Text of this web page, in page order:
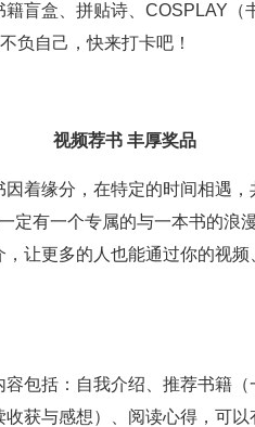
盲盒、拼贴诗、COSPLAY（
负自己，快来打卡吧！
视频荐书 丰厚奖品
着缘分，在特定的时间相遇
定有一个专属的与一本书的浪
让更多的人也能通过你的视
容包括：自我介绍、推荐书籍
获与感想）、阅读心得，可